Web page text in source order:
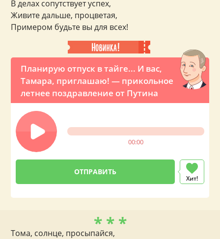
Планирую отпуск в тайге... И вас,
Тамара, приглашаю! — прикольное
летнее поздравление от Путина
00:00
Хит!
В делах сопутствует успех,
Живите дальше, процветая,
Примером будьте вы для всех!
* * *
Тома, солнце, просыпайся,